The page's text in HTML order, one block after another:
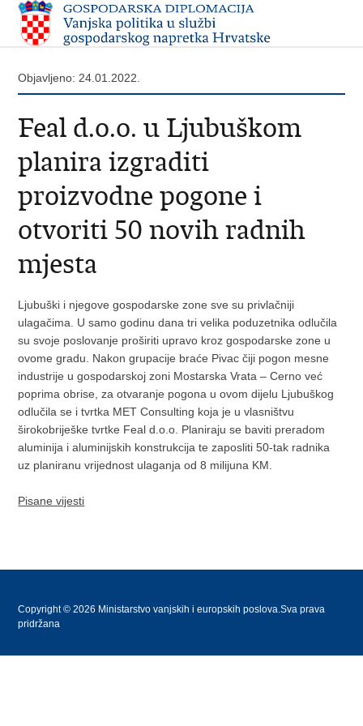
Objavljeno: 24.01.2022.
Feal d.o.o. u Ljubuškom
planira izgraditi
proizvodne pogone i
otvoriti 50 novih radnih
mjesta
Ljubuški i njegove gospodarske zone sve su privlačniji
ulagačima. U samo godinu dana tri velika poduzetnika odlučila
su svoje poslovanje proširiti upravo kroz gospodarske zone u
ovome gradu. Nakon grupacije braće Pivac čiji pogon mesne
industrije u gospodarskoj zoni Mostarska Vrata – Cerno već
poprima obrise, za otvaranje pogona u ovom dijelu Ljubuškog
odlučila se i tvrtka MET Consulting koja je u vlasništvu
širokobriješke tvrtke Feal d.o.o. Planiraju se baviti preradom
aluminija i aluminijskih konstrukcija te zaposliti 50-tak radnika
uz planiranu vrijednost ulaganja od 8 milijuna KM.
Pisane vijesti
Copyright © 2026 Ministarstvo vanjskih i europskih poslova.Sva prava
pridržana